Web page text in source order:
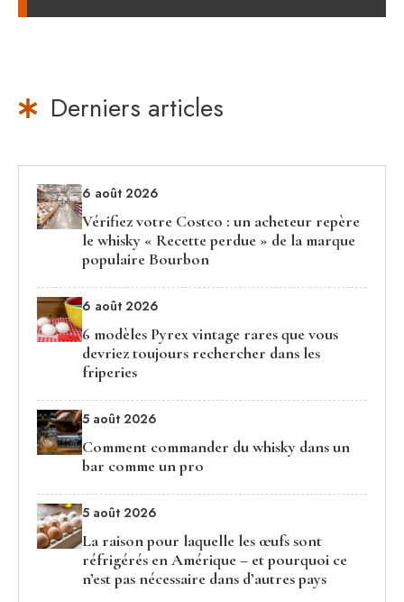
Derniers articles
6 août 2026
Vérifiez votre Costco : un acheteur repère
le whisky « Recette perdue » de la marque
populaire Bourbon
6 août 2026
6 modèles Pyrex vintage rares que vous
devriez toujours rechercher dans les
friperies
5 août 2026
Comment commander du whisky dans un
bar comme un pro
5 août 2026
La raison pour laquelle les œufs sont
réfrigérés en Amérique – et pourquoi ce
n’est pas nécessaire dans d’autres pays